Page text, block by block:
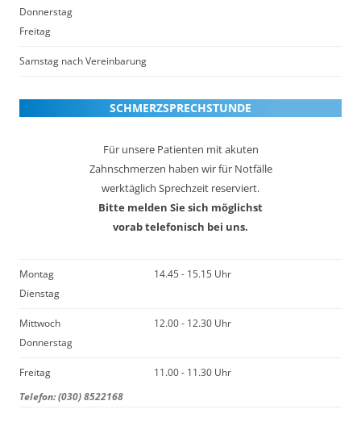
Donnerstag
Freitag
Samstag nach Vereinbarung
SCHMERZSPRECHSTUNDE
Für unsere Patienten mit akuten
Zahnschmerzen haben wir für Notfälle
werktäglich Sprechzeit reserviert.
Bitte melden Sie sich möglichst
vorab telefonisch bei uns.
Montag
Dienstag
14.45 - 15.15 Uhr
Mittwoch
Donnerstag
12.00 - 12.30 Uhr
Freitag
11.00 - 11.30 Uhr
Telefon: (030) 8522168